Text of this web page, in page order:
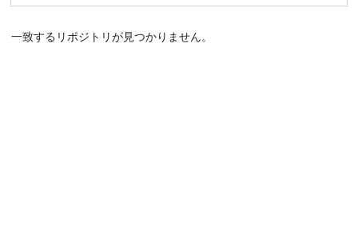
一致するリポジトリが見つかりません。